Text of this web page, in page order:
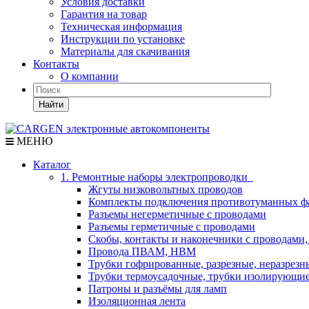
Гарантия на товар
Техническая информация
Инструкции по установке
Материалы для скачивания
Контакты
О компании
Найти
МЕНЮ
Каталог
1. Ремонтные наборы электропроводки
Жгуты низковольтных проводов
Комплекты подключения противотуманных
Разъемы негерметичные с проводами
Разъемы герметичные с проводами
Скобы, контакты и наконечники с проводами,
Провода ПВАМ, НВМ
Трубки гофрированные, разрезные,
Трубки термоусадочные, трубки
Патроны и разъёмы для ламп
Изоляционная лента